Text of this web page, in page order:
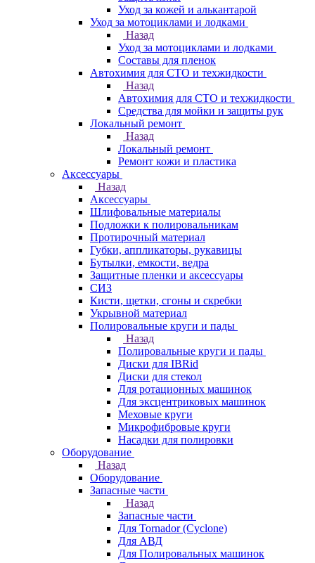
Уход за кожей и алькантарой
Уход за мотоциклами и лодками
Назад
Уход за мотоциклами и лодками
Составы для пленок
Автохимия для СТО и техжидкости
Назад
Автохимия для СТО и техжидкости
Средства для мойки и защиты рук
Локальный ремонт
Назад
Локальный ремонт
Ремонт кожи и пластика
Аксессуары
Назад
Аксессуары
Шлифовальные материалы
Подложки к полировальникам
Протирочный материал
Губки, аппликаторы, рукавицы
Бутылки, емкости, ведра
Защитные пленки и аксессуары
СИЗ
Кисти, щетки, сгоны и скребки
Укрывной материал
Полировальные круги и пады
Назад
Полировальные круги и пады
Диски для IBRid
Диски для стекол
Для ротационных машинок
Для эксцентриковых машинок
Меховые круги
Микрофибровые круги
Насадки для полировки
Оборудование
Назад
Оборудование
Запасные части
Назад
Запасные части
Для Tornador (Cyclone)
Для АВД
Для Полировальных машинок